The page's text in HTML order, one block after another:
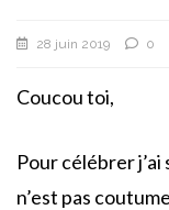
28 juin 2019 0
Coucou toi,
Pour célébrer
n’est pas